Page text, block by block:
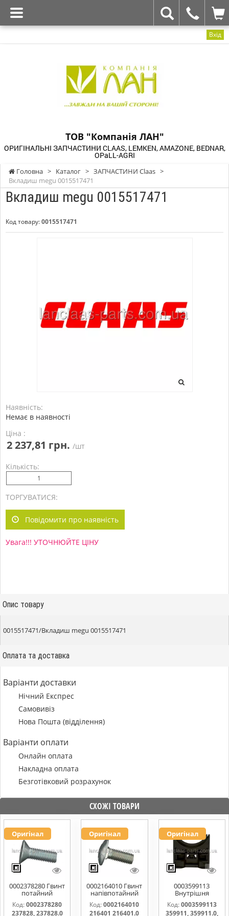
Вхід
ТОВ "Компанія ЛАН"
ОРИГІНАЛЬНІ ЗАПЧАСТИНИ CLAAS, LEMKEN, AMAZONE, BEDNAR,
OPaLL-AGRI
Головна > Каталог > ЗАПЧАСТИНИ Claas >
Вкладиш megu 0015517471
Вкладиш megu 0015517471
Код товару:0015517471
Наявність:
Немає в наявності
Ціна :
2 237,81 грн. /шт
Кількість:
ТОРГУВАТИСЯ:
Повідомити про наявність
Увага!!! УТОЧНЮЙТЕ ЦІНУ
Опис товару
0015517471/Вкладиш megu 0015517471
Оплата та доставка
Варіанти доставки
Нічний Експрес
Самовивіз
Нова Пошта (відділення)
Варіанти оплати
Онлайн оплата
Накладна оплата
Безготівковий розрахунок
СХОЖІ ТОВАРИ
Оригінал
0002378280 Гвинт
потайний
M10x30 237828,
237828.0
Код:0002378280
237828, 237828.0
Оригінал
0002164010 Гвинт
напівпотайний
М10х25х20
216401 216401.0
Код: 0002164010
216401 216401.0
Оригінал
0003599113
Внутрішня
частина
підшипника
Код:0003599113
359911, 359911.0,